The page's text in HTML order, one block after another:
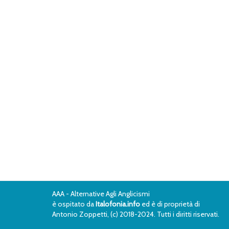
AAA - Alternative Agli Anglicismi
è ospitato daItalofonia.info ed è di proprietà di
Antonio Zoppetti, (c) 2018-2024. Tutti i diritti riservati.